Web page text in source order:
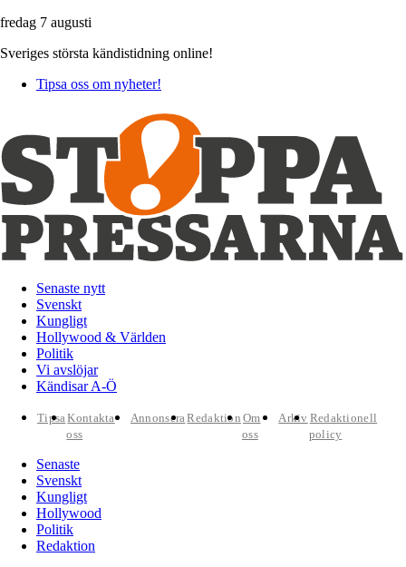
fredag 7 augusti
Sveriges största kändistidning online!
Tipsa oss om nyheter!
Senaste nytt
Svenskt
Kungligt
Hollywood & Världen
Politik
Vi avslöjar
Kändisar A-Ö
TipsaKontakta
oss
AnnonseraRedaktion Om
oss
Arkiv Redaktionell
policy
Senaste
Svenskt
Kungligt
Hollywood
Politik
Redaktion